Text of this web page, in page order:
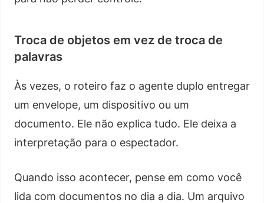
Troca de objetos em vez de troca de
palavras
Às vezes, o roteiro faz o agente duplo entregar
um envelope, um dispositivo ou um
documento. Ele não explica tudo. Ele deixa a
interpretação para o espectador.
Quando isso acontecer, pense em como você
lida com documentos no dia a dia. Um arquivo